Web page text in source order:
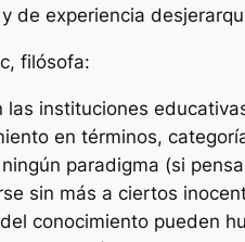
de experiencia
filósofa:
las instituciones
en términos,
paradigma (si
sin más a ciertos
conocimiento pueden